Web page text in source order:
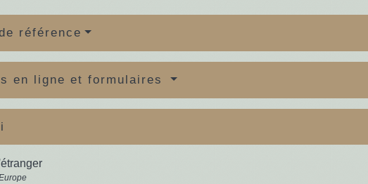
référence
en ligne et formulaires